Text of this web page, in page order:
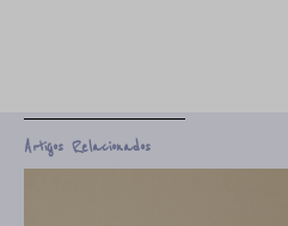
Artigos Relacionados